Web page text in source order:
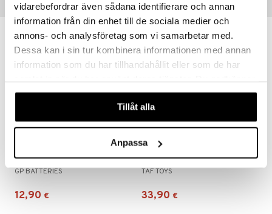
vidarebefordrar även sådana identifierare och annan
information från din enhet till de sociala medier och
annons- och analysföretag som vi samarbetar med.
Dessa kan i sin tur kombinera informationen med annan
information som du har tillhandahållit eller som de har
våra cookies vid fortsatt användande av vår webbplats.
Tillåt alla
Anpassa
Vinkkejä sinulle
GP Batteries Super Alkaline AAA 20 kpl pakkaus
GP BATTERIES
12,90 €
TAF 13825 Ride Time Busy Book
TAF TOYS
33,90 €